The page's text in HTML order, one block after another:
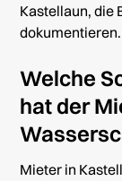
Kastellaun, die
dokumentieren.
Welche
hat der
Mieter in